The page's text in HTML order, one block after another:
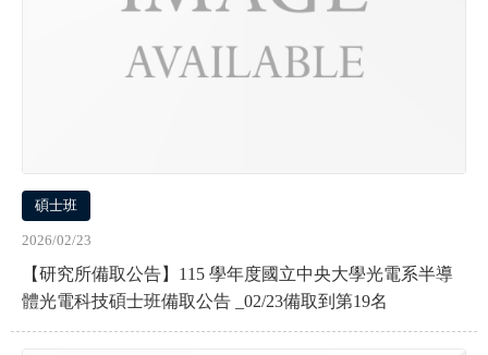
碩士班
2026/02/23
【研究所備取公告】115 學年度國立中央大學光電系半導
體光電科技碩士班備取公告 _02/23備取到第19名